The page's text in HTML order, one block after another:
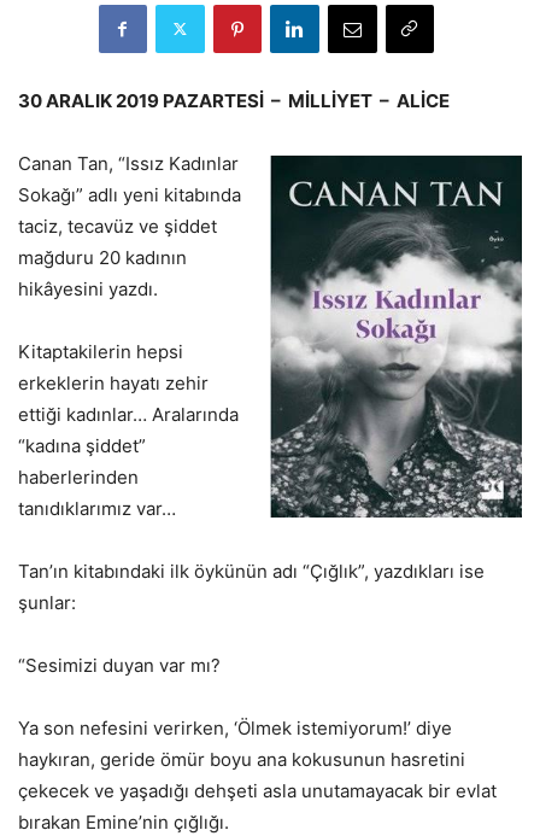
30 ARALIK 2019 PAZARTESİ – MİLLİYET – ALİCE
Canan Tan, “Issız Kadınlar
Sokağı” adlı yeni kitabında
taciz, tecavüz ve şiddet
mağduru 20 kadının
hikâyesini yazdı.
Kitaptakilerin hepsi
erkeklerin hayatı zehir
ettiği kadınlar… Aralarında
“kadına şiddet”
haberlerinden
tanıdıklarımız var…
Tan’ın kitabındaki ilk öykünün adı “Çığlık”, yazdıkları ise
şunlar:
“Sesimizi duyan var mı?
Ya son nefesini verirken, ‘Ölmek istemiyorum!’ diye
haykıran, geride ömür boyu ana kokusunun hasretini
çekecek ve yaşadığı dehşeti asla unutamayacak bir evlat
bırakan Emine’nin çığlığı.